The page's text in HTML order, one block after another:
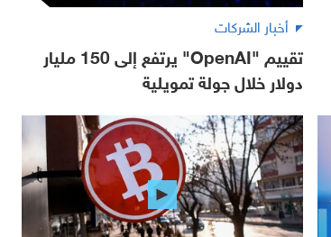
أخبار الشركات
تقييم "OpenAI" يرتفع إلى 150 مليار
دولار خلال جولة تمويلية